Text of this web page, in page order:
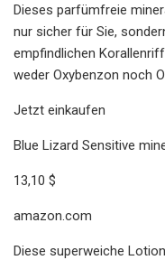
Dieses parfümfreie
nur sicher für Sie,
empfindlichen
weder Oxybenzon noch
Jetzt einkaufen
Blue Lizard Sensitive
13,10 $
amazon.com
Diese superweiche